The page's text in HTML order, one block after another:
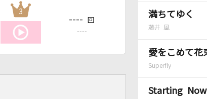
満ちてゆく
藤井 風
愛をこめて花
Superfly
Starting Now
3
---- 回
----